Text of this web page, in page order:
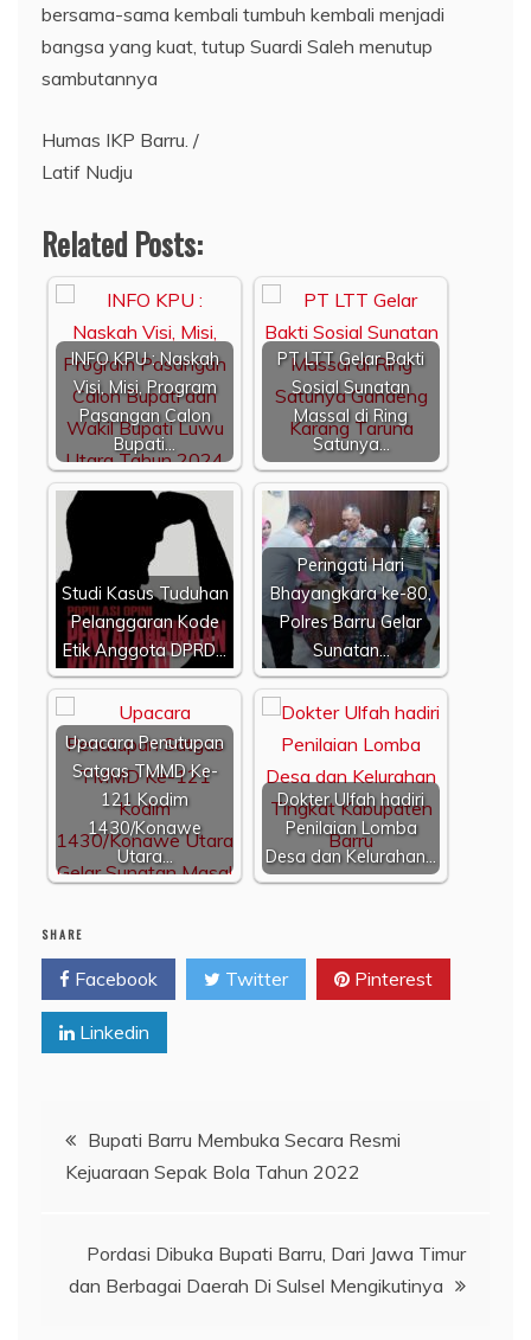
bersama-sama kembali tumbuh kembali menjadi
bangsa yang kuat, tutup Suardi Saleh menutup
sambutannya
Humas IKP Barru. /
Latif Nudju
Related Posts:
INFO KPU : Naskah
Visi, Misi, Program
Pasangan Calon
Bupati…
PT LTT Gelar Bakti
Sosial Sunatan
Massal di Ring
Satunya…
Studi Kasus Tuduhan
Pelanggaran Kode
Etik Anggota DPRD…
Peringati Hari
Bhayangkara ke-80,
Polres Barru Gelar
Sunatan…
Upacara Penutupan
Satgas TMMD Ke-
121 Kodim
1430/Konawe
Utara…
Dokter Ulfah hadiri
Penilaian Lomba
Desa dan Kelurahan…
SHARE
Facebook Twitter Pinterest
Linkedin
Navigasi
pos
Bupati Barru Membuka Secara Resmi
Kejuaraan Sepak Bola Tahun 2022
Pordasi Dibuka Bupati Barru, Dari Jawa Timur
dan Berbagai Daerah Di Sulsel Mengikutinya